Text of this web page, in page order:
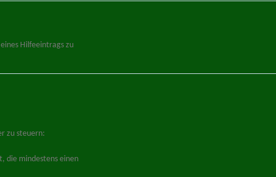
Hilfeeintrags zu
zu steuern:
die mindestens einen